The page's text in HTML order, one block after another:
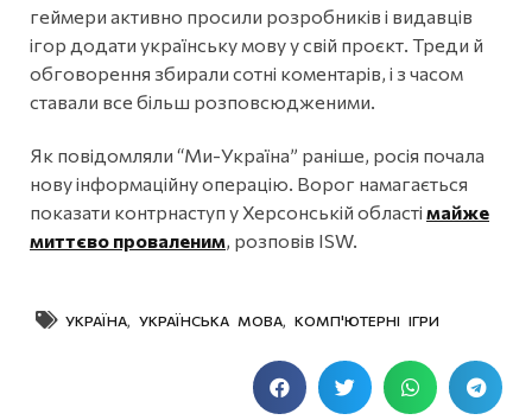
геймери активно просили розробників і видавців
ігор додати українську мову у свій проєкт. Треди й
обговорення збирали сотні коментарів, і з часом
ставали все більш розповсюдженими.
Як повідомляли “Ми-Україна” раніше, росія почала
нову інформаційну операцію. Ворог намагається
показати контрнаступ у Херсонській області майже
миттєво проваленим, розповів ISW.
УКРАЇНА УКРАЇНСЬКА МОВА КОМП'ЮТЕРНІ ІГРИ